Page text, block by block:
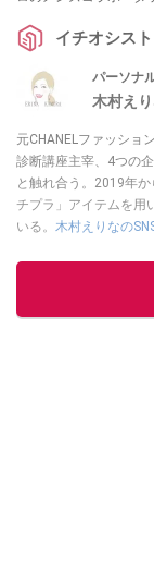
イチオシスト
パーソナ
木村え
元CHANELファッショ
診断講座主宰、4つの
と触れ合う。2019年か
チプラ」アイテムを用
いる。 木村えりなの